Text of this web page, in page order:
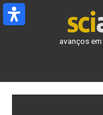
Ir
para
avanços em